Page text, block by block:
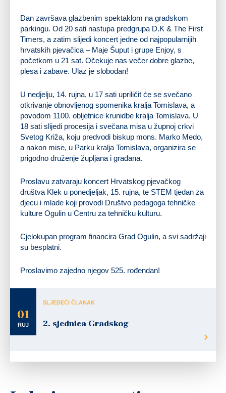
Dan završava glazbenim spektaklom na gradskom
parkingu. Od 20 sati nastupa predgrupa D.K & The First
Timers, a zatim slijedi koncert jedne od najpopularnijih
hrvatskih pjevačica – Maje Šuput i grupe Enjoy, s
početkom u 21 sat. Očekuje nas večer dobre glazbe,
plesa i zabave. Ulaz je slobodan!
U nedjelju, 14. rujna, u 17 sati upriličit će se svečano
otkrivanje obnovljenog spomenika kralja Tomislava, a
povodom 1100. obljetnice krunidbe kralja Tomislava. U
18 sati slijedi procesija i svečana misa u župnoj crkvi
Svetog Križa, koju predvodi biskup mons. Marko Medo,
a nakon mise, u Parku kralja Tomislava, organizira se
prigodno druženje župljana i građana.
Proslavu zatvaraju koncert Hrvatskog pjevačkog
društva Klek u ponedjeljak, 15. rujna, te STEM tjedan za
djecu i mlade koji provodi Društvo pedagoga tehničke
kulture Ogulin u Centru za tehničku kulturu.
Cjelokupan program financira Grad Ogulin, a svi sadržaji
su besplatni.
Proslavimo zajedno njegov 525. rođendan!
01
RUJ
SLJEDEĆI ČLANAK
2. sjednica Gradskog